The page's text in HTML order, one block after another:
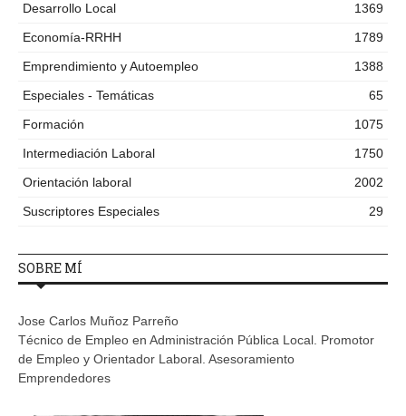
Desarrollo Local
1369
Economía-RRHH
1789
Emprendimiento y Autoempleo
1388
Especiales - Temáticas
65
Formación
1075
Intermediación Laboral
1750
Orientación laboral
2002
Suscriptores Especiales
29
SOBRE MÍ
Jose Carlos Muñoz Parreño
Técnico de Empleo en Administración Pública Local. Promotor
de Empleo y Orientador Laboral. Asesoramiento
Emprendedores